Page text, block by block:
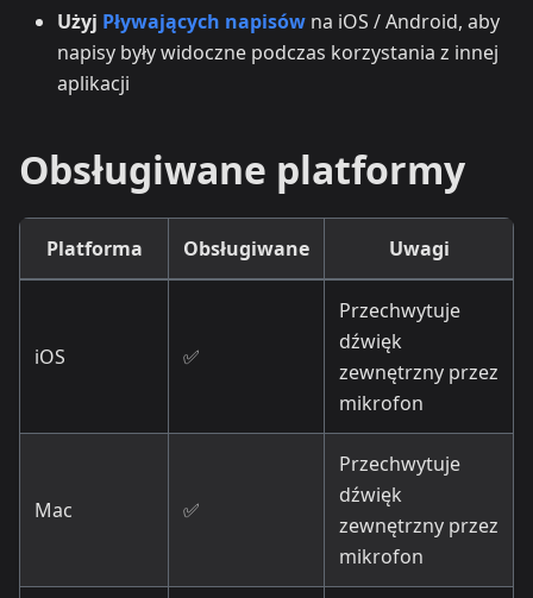
Użyj Pływających napisów na iOS / Android, aby
napisy były widoczne podczas korzystania z innej
aplikacji
Obsługiwane platformy
Platforma Obsługiwane Uwagi
iOS ✅
Przechwytuje
dźwięk
zewnętrzny przez
mikrofon
Mac ✅
Przechwytuje
dźwięk
zewnętrzny przez
mikrofon